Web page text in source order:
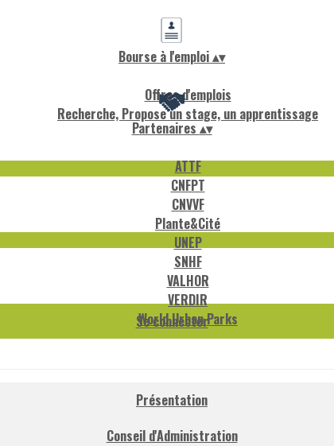
Bourse à l'emploi▴▾
Offres d'emplois
Recherche, Propose un stage, un apprentissage
Partenaires ▴▾
ATTF
CNFPT
CNVVF
Plante&Cité
UNEP
SNHF
VALHOR
VERDIR
World Urban Parks
Se connecter
Présentation
Conseil d'Administration